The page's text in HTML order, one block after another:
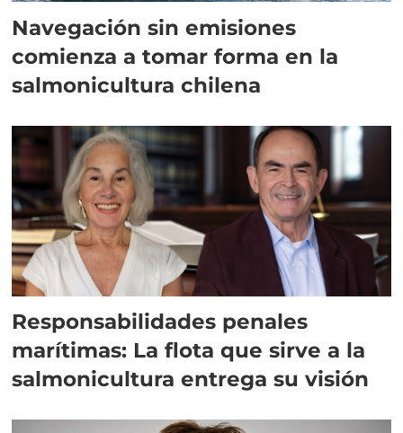
Navegación sin emisiones
comienza a tomar forma en la
salmonicultura chilena
Responsabilidades penales
marítimas: La flota que sirve a la
salmonicultura entrega su visión